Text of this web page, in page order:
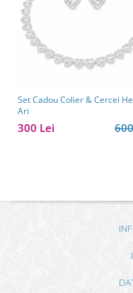
Set Cadou Colier & Cercei
Ari
300 Lei